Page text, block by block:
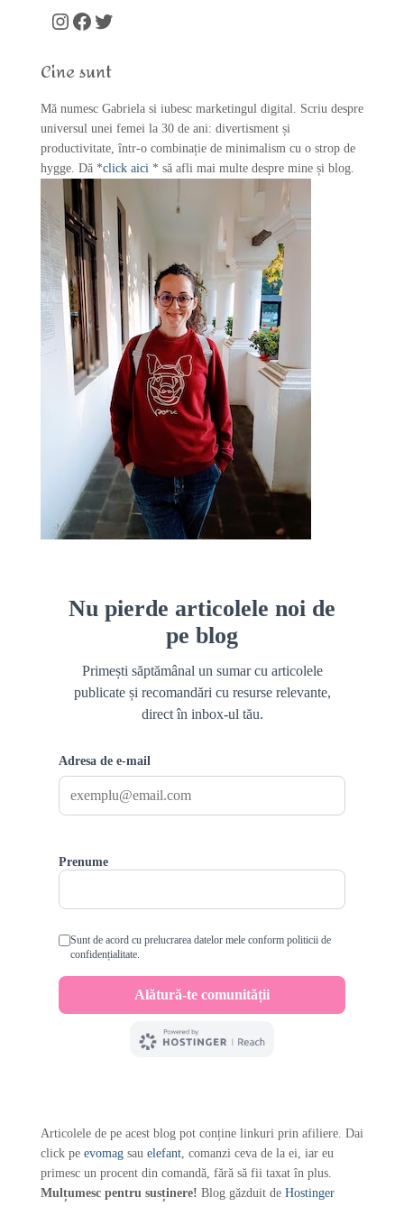
o
:
Instagram Facebook Twitter
Cine sunt
Mă numesc Gabriela si iubesc marketingul digital. Scriu despre
universul unei femei la 30 de ani: divertisment și
productivitate, într-o combinație de minimalism cu o strop de
hygge. Dă *click aici * să afli mai multe despre mine și blog.
Articolele de pe acest blog pot conține linkuri prin afiliere. Dai
click pe evomag sau elefant, comanzi ceva de la ei, iar eu
primesc un procent din comandă, fără să fii taxat în plus.
Mulțumesc pentru susținere! Blog găzduit de Hostinger